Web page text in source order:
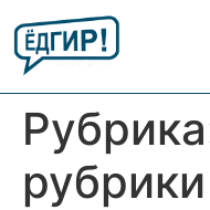
рубрики